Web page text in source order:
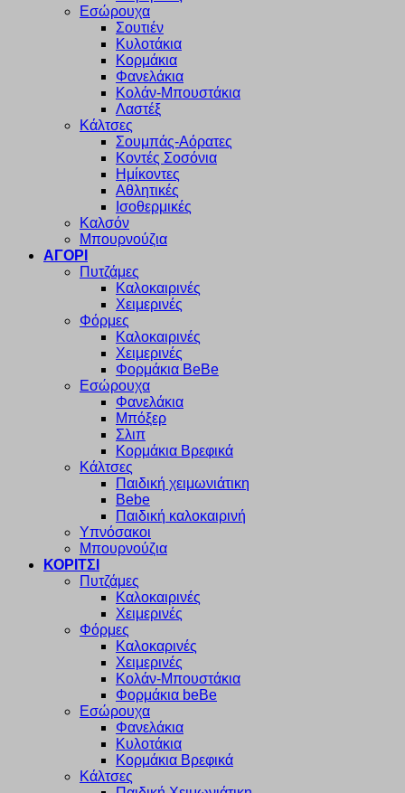
Εσώρουχα
Σουτιέν
Κυλοτάκια
Κορμάκια
Φανελάκια
Κολάν-Μπουστάκια
Λαστέξ
Κάλτσες
Σουμπάς-Αόρατες
Κοντές Σοσόνια
Ημίκοντες
Αθλητικές
Ισοθερμικές
Καλσόν
Μπουρνούζια
ΑΓΟΡΙ
Πυτζάμες
Καλοκαιρινές
Χειμερινές
Φόρμες
Καλοκαιρινές
Χειμερινές
Φορμάκια BeBe
Εσώρουχα
Φανελάκια
Μπόξερ
Σλιπ
Κορμάκια Βρεφικά
Κάλτσες
Παιδική χειμωνιάτικη
Bebe
Παιδική καλοκαιρινή
Υπνόσακοι
Μπουρνούζια
ΚΟΡΙΤΣΙ
Πυτζάμες
Καλοκαιρινές
Χειμερινές
Φόρμες
Καλοκαρινές
Χειμερινές
Κολάν-Μπουστάκια
Φορμάκια beBe
Εσώρουχα
Φανελάκια
Κυλοτάκια
Κορμάκια Βρεφικά
Κάλτσες